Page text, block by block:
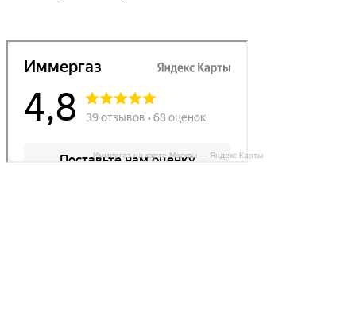
Иммергаз на карте Москвы — Яндекс Карты